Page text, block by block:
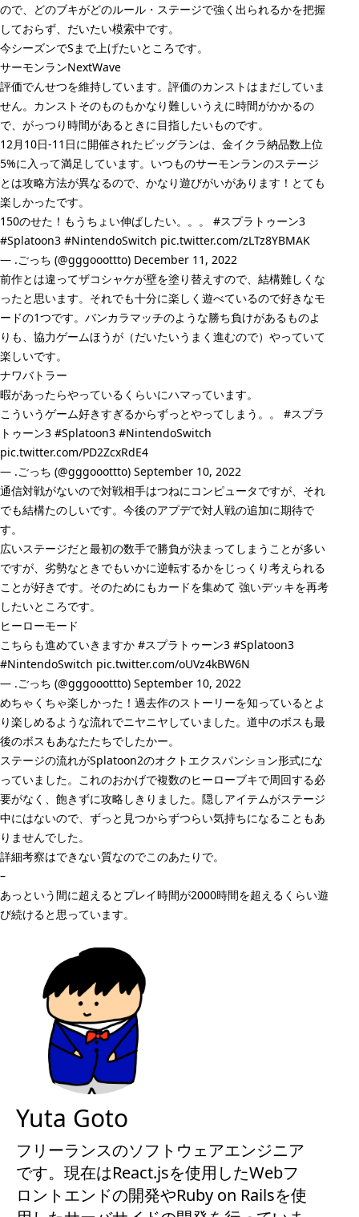
ので、どのブキがどのルール・ステージで強く出られるかを把握
しておらず、だいたい模索中です。
今シーズンでSまで上げたいところです。
サーモンランNextWave
評価でんせつを維持しています。評価のカンストはまだしていま
せん。カンストそのものもかなり難しいうえに時間がかかるの
で、がっつり時間があるときに目指したいものです。
12月10日-11日に開催されたビッグランは、金イクラ納品数上位
5%に入って満足しています。いつものサーモンランのステージ
とは攻略方法が異なるので、かなり遊びがいがあります！とても
楽しかったです。
150のせた！もうちょい伸ばしたい。。。 #スプラトゥーン3
#Splatoon3 #NintendoSwitch pic.twitter.com/zLTz8YBMAK
— .ごっち (@gggooottto) December 11, 2022
前作とは違ってザコシャケが壁を塗り替えすので、結構難しくな
ったと思います。それでも十分に楽しく遊べているので好きなモ
ードの1つです。バンカラマッチのような勝ち負けがあるものよ
りも、協力ゲームほうが（だいたいうまく進むので）やっていて
楽しいです。
ナワバトラー
暇があったらやっているくらいにハマっています。
こういうゲーム好きすぎるからずっとやってしまう。。 #スプラ
トゥーン3 #Splatoon3 #NintendoSwitch
pic.twitter.com/PD2ZcxRdE4
— .ごっち (@gggooottto) September 10, 2022
通信対戦がないので対戦相手はつねにコンピュータですが、それ
でも結構たのしいです。今後のアプデで対人戦の追加に期待で
す。
広いステージだと最初の数手で勝負が決まってしまうことが多い
ですが、劣勢なときでもいかに逆転するかをじっくり考えられる
ことが好きです。そのためにもカードを集めて 強いデッキを再考
したいところです。
ヒーローモード
こちらも進めていきますか #スプラトゥーン3 #Splatoon3
#NintendoSwitch pic.twitter.com/oUVz4kBW6N
— .ごっち (@gggooottto) September 10, 2022
めちゃくちゃ楽しかった！過去作のストーリーを知っているとよ
り楽しめるような流れでニヤニヤしていました。道中のボスも最
後のボスもあなたたちでしたかー。
ステージの流れがSplatoon2のオクトエクスパンション形式にな
っていました。これのおかげで複数のヒーローブキで周回する必
要がなく、飽きずに攻略しきりました。隠しアイテムがステージ
中にはないので、ずっと見つからずつらい気持ちになることもあ
りませんでした。
詳細考察はできない質なのでこのあたりで。
–
あっという間に超えるとプレイ時間が2000時間を超えるくらい遊
び続けると思っています。
Yuta Goto
フリーランスのソフトウェアエンジニア
です。現在はReact.jsを使用したWebフ
ロントエンドの開発やRuby on Railsを使